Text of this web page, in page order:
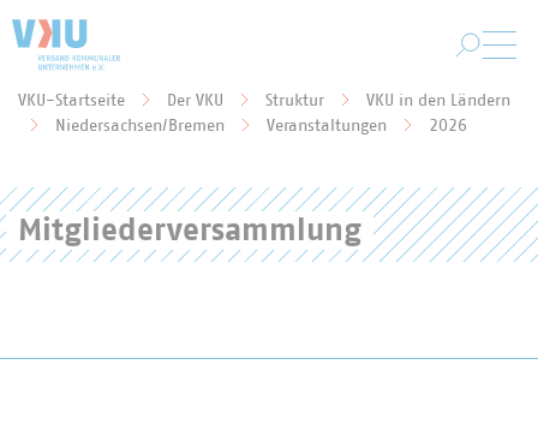
Sie befinden sich hier:
VKU-Startseite Der VKU Struktur
VKU in den Ländern
Niedersachsen/Bremen
Veranstaltungen 2026
Mitgliederversammlung